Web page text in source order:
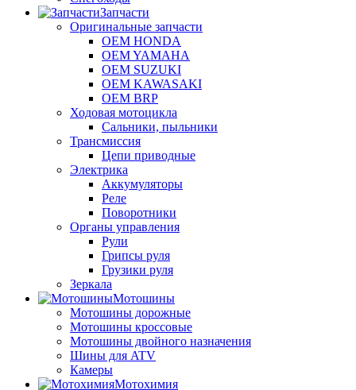
Запчасти
Оригинальные запчасти
OEM HONDA
OEM YAMAHA
OEM SUZUKI
OEM KAWASAKI
OEM BRP
Ходовая мотоцикла
Сальники, пыльники
Трансмиссия
Цепи приводные
Электрика
Аккумуляторы
Реле
Поворотники
Органы управления
Рули
Грипсы руля
Грузики руля
Зеркала
Мотошины
Мотошины дорожные
Мотошины кроссовые
Мотошины двойного назначения
Шины для ATV
Камеры
Мотохимия